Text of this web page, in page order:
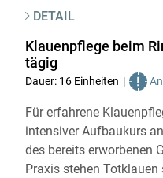
DETAIL
Klauenpflege beim
tägig
Dauer: 16 Einheiten
Für erfahrene
intensiver Aufbaukurs
des bereits erworbenen
Praxis stehen